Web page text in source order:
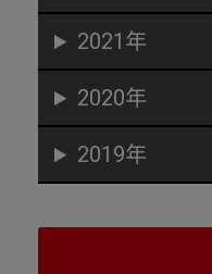
2021年
2020年
2019年